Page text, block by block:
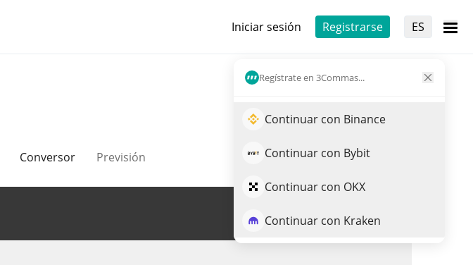
Iniciar sesión Registrarse ES
Regístrate en 3Commas...
Continuar con Binance
Continuar con Bybit
Continuar con OKX
Continuar con Kraken
Conversor Previsión
Opera LUSH